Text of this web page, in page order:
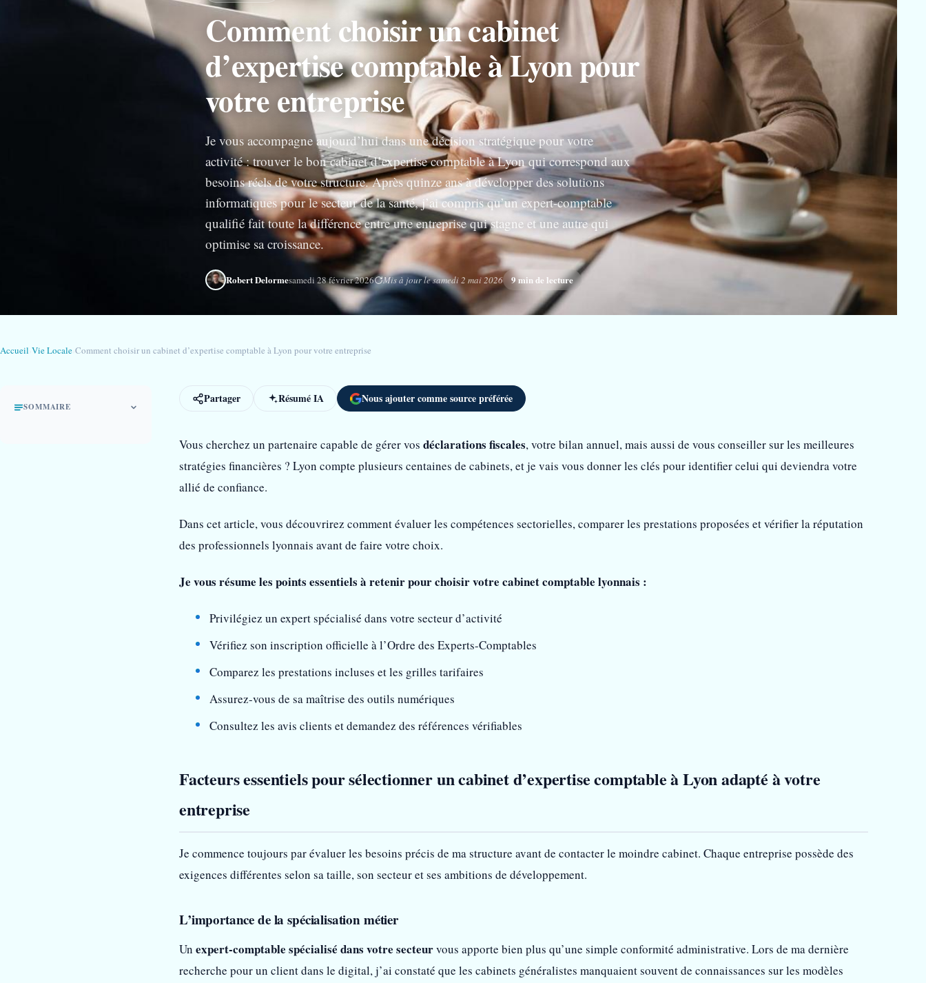
Comment choisir un cabinet
d’expertise comptable à Lyon pour
votre entreprise
Je vous accompagne aujourd’hui dans une décision stratégique pour votre
activité : trouver le bon cabinet d’expertise comptable à Lyon qui correspond aux
besoins réels de votre structure. Après quinze ans à développer des solutions
informatiques pour le secteur de la santé, j’ai compris qu’un expert-comptable
qualifié fait toute la différence entre une entreprise qui stagne et une autre qui
optimise sa croissance.
Robert Delormesamedi 28 février 2026 Mis à jour le samedi 2 mai 2026 9 min de lecture
Accueil Vie Locale Comment choisir un cabinet d’expertise comptable à Lyon pour votre entreprise
SOMMAIRE
Partager Résumé IA Nous ajouter comme source préférée
Vous cherchez un partenaire capable de gérer vos déclarations fiscales, votre bilan annuel, mais aussi de vous conseiller sur les meilleures
stratégies financières ? Lyon compte plusieurs centaines de cabinets, et je vais vous donner les clés pour identifier celui qui deviendra votre
allié de confiance.
Dans cet article, vous découvrirez comment évaluer les compétences sectorielles, comparer les prestations proposées et vérifier la réputation
des professionnels lyonnais avant de faire votre choix.
Je vous résume les points essentiels à retenir pour choisir votre cabinet comptable lyonnais :
Privilégiez un expert spécialisé dans votre secteur d’activité
Vérifiez son inscription officielle à l’Ordre des Experts-Comptables
Comparez les prestations incluses et les grilles tarifaires
Assurez-vous de sa maîtrise des outils numériques
Consultez les avis clients et demandez des références vérifiables
Facteurs essentiels pour sélectionner un cabinet d’expertise comptable à Lyon adapté à votre
entreprise
Je commence toujours par évaluer les besoins précis de ma structure avant de contacter le moindre cabinet. Chaque entreprise possède des
exigences différentes selon sa taille, son secteur et ses ambitions de développement.
L’importance de la spécialisation métier
Un expert-comptable spécialisé dans votre secteurvous apporte bien plus qu’une simple conformité administrative. Lors de ma dernière
recherche pour un client dans le digital, j’ai constaté que les cabinets généralistes manquaient souvent de connaissances sur les modèles